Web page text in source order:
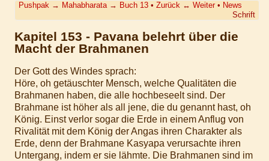
Pushpak → Mahabharata → Buch 13 •Zurück ↔ Weiter• News
Schrift
Kapitel 153 - Pavana belehrt über die
Macht der Brahmanen
Der Gott des Windes sprach:
Höre, oh getäuschter Mensch, welche Qualitäten die
Brahmanen haben, die alle hochbeseelt sind. Der
Brahmane ist höher als all jene, die du genannt hast, oh
König. Einst verlor sogar die Erde in einem Anflug von
Rivalität mit dem König der Angas ihren Charakter als
Erde, denn der Brahmane Kasyapa verursachte ihren
Untergang, indem er sie lähmte. Die Brahmanen sind im